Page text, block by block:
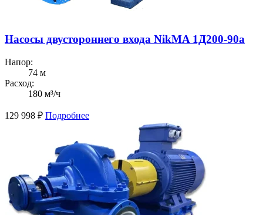
Насосы двустороннего входа NikMA 1Д200-90а
Напор:
74 м
Расход:
180 м³/ч
129 998 ₽ Подробнее